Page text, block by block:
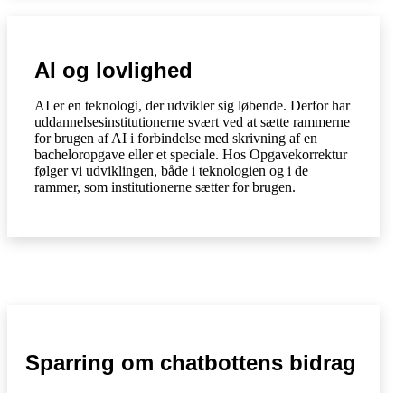
AI og lovlighed
AI er en teknologi, der udvikler sig løbende. Derfor har
uddannelsesinstitutionerne svært ved at sætte rammerne
for brugen af AI i forbindelse med skrivning af en
bacheloropgave eller et speciale. Hos Opgavekorrektur
følger vi udviklingen, både i teknologien og i de
rammer, som institutionerne sætter for brugen.
Sparring om chatbottens bidrag